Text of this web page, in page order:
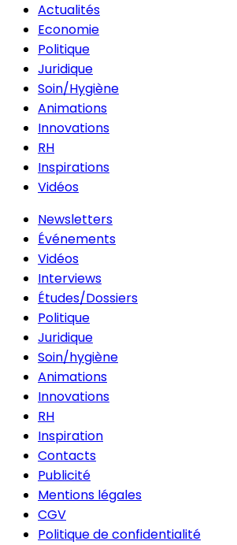
Actualités
Economie
Politique
Juridique
Soin/Hygiène
Animations
Innovations
RH
Inspirations
Vidéos
Newsletters
Événements
Vidéos
Interviews
Études/Dossiers
Politique
Juridique
Soin/hygiène
Animations
Innovations
RH
Inspiration
Contacts
Publicité
Mentions légales
CGV
Politique de confidentialité